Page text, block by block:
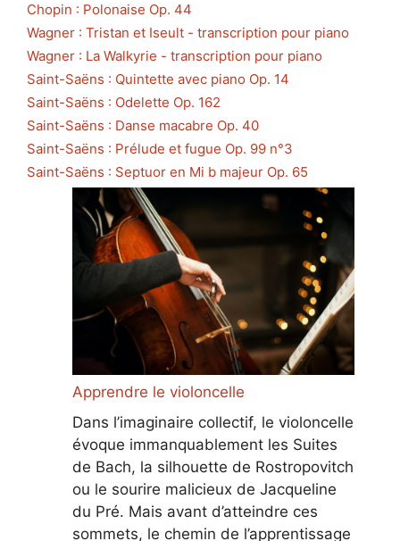
Chopin : Polonaise Op. 44
Wagner : Tristan et Iseult - transcription pour piano
Wagner : La Walkyrie - transcription pour piano
Saint-Saëns : Quintette avec piano Op. 14
Saint-Saëns : Odelette Op. 162
Saint-Saëns : Danse macabre Op. 40
Saint-Saëns : Prélude et fugue Op. 99 n°3
Saint-Saëns : Septuor en Mi b majeur Op. 65
Apprendre le violoncelle
Dans l’imaginaire collectif, le violoncelle
évoque immanquablement les Suites
de Bach, la silhouette de Rostropovitch
ou le sourire malicieux de Jacqueline
du Pré. Mais avant d’atteindre ces
sommets, le chemin de l’apprentissage